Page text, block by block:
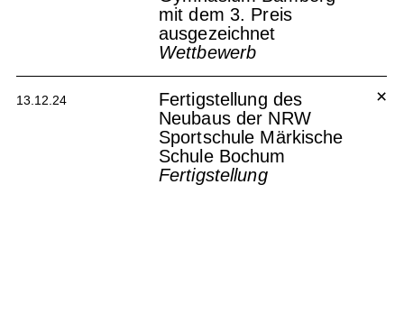
mit dem 3. Preis
ausgezeichnet
Wettbewerb
Dietzenhofer Gymnasium
Bamberg
13.12.24
Fertigstellung des
Neubaus der NRW
Sportschule Märkische
Schule Bochum
Fertigstellung